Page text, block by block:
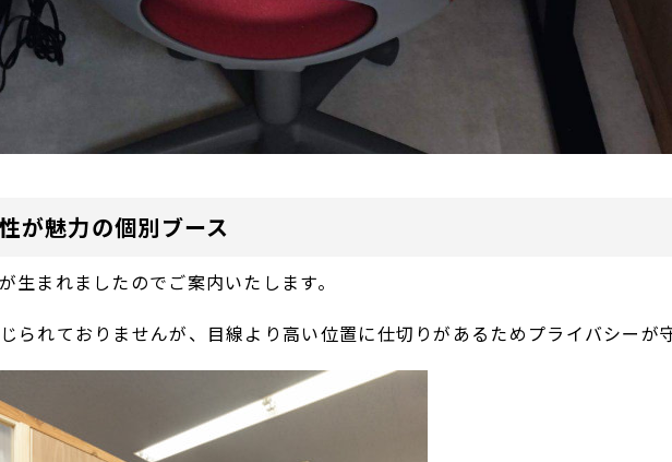
が魅力の個別ブース
生まれましたのでご案内いたします。
られておりませんが、目線より高い位置に仕切りがあるためプライバシーが